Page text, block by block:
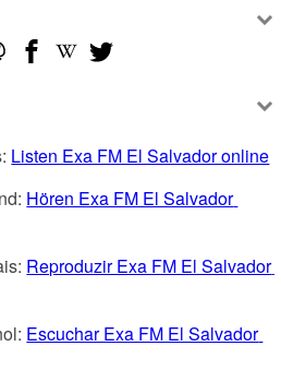
Listen Exa FM El Salvador online
Hören Exa FM El Salvador
Reproduzir Exa FM El Salvador
Escuchar Exa FM El Salvador